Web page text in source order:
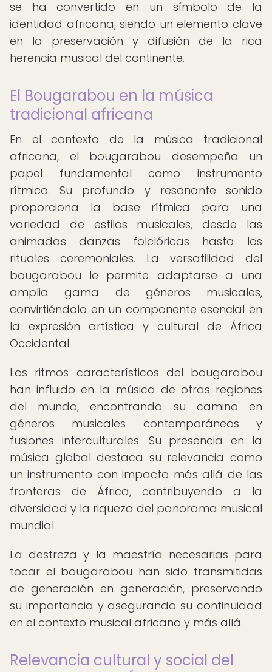
se ha convertido en un símbolo de la
identidad africana, siendo un elemento clave
en la preservación y difusión de la rica
herencia musical del continente.
El Bougarabou en la música
tradicional africana
En el contexto de la música tradicional
africana, el bougarabou desempeña un
papel fundamental como instrumento
rítmico. Su profundo y resonante sonido
proporciona la base rítmica para una
variedad de estilos musicales, desde las
animadas danzas folclóricas hasta los
rituales ceremoniales. La versatilidad del
bougarabou le permite adaptarse a una
amplia gama de géneros musicales,
convirtiéndolo en un componente esencial en
la expresión artística y cultural de África
Occidental.
Los ritmos característicos del bougarabou
han influido en la música de otras regiones
del mundo, encontrando su camino en
géneros musicales contemporáneos y
fusiones interculturales. Su presencia en la
música global destaca su relevancia como
un instrumento con impacto más allá de las
fronteras de África, contribuyendo a la
diversidad y la riqueza del panorama musical
mundial.
La destreza y la maestría necesarias para
tocar el bougarabou han sido transmitidas
de generación en generación, preservando
su importancia y asegurando su continuidad
en el contexto musical africano y más allá.
Relevancia cultural y social del